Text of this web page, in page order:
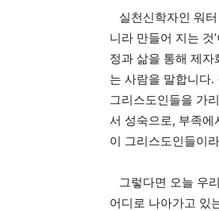
실천신학자인 워
니라 만들어 지는 것
정과 삶을 통해 제
는 사람을 말합니다
그리스도인들을 가
서 성숙으로, 부족에
이 그리스도인들이
그렇다면 오늘 우
어디로 나아가고 있